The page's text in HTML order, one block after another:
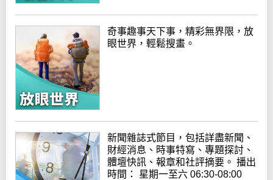
奇事趣事天下事，精彩無界限，放
眼世界，輕鬆搜畫。
新聞雜誌式節目，包括詳盡新聞、
財經消息、時事特寫、專題探討、
體壇快訊、報章和社評摘要。 播出
時間： 星期一至六 06:30-08:00